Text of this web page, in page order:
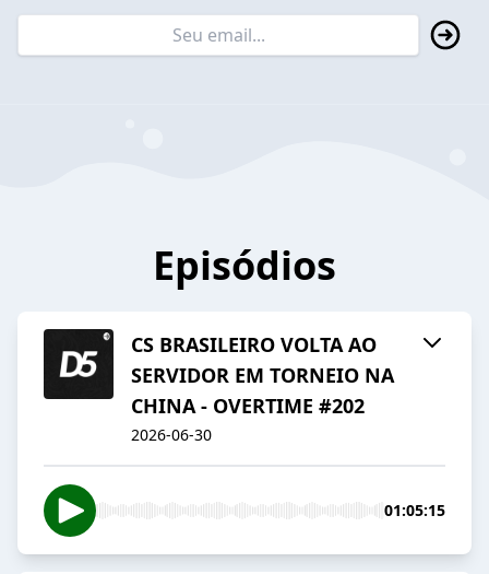
Episódios
CS BRASILEIRO VOLTA AO
SERVIDOR EM TORNEIO NA
CHINA - OVERTIME #202
2026-06-30
01:05:15